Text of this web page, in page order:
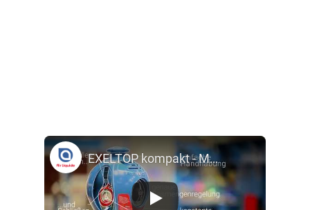
EXELTOP kompakt - Mehr als eine Gasflasche: Schutzgasschweißen mit maximalem Komfort